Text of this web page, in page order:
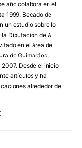
año colabora en el
1999. Becado de
un estudio sobre lo
Diputación de A
en el área de
de Guimaráes,
Desde el inicio
artículos y ha
alrededor de